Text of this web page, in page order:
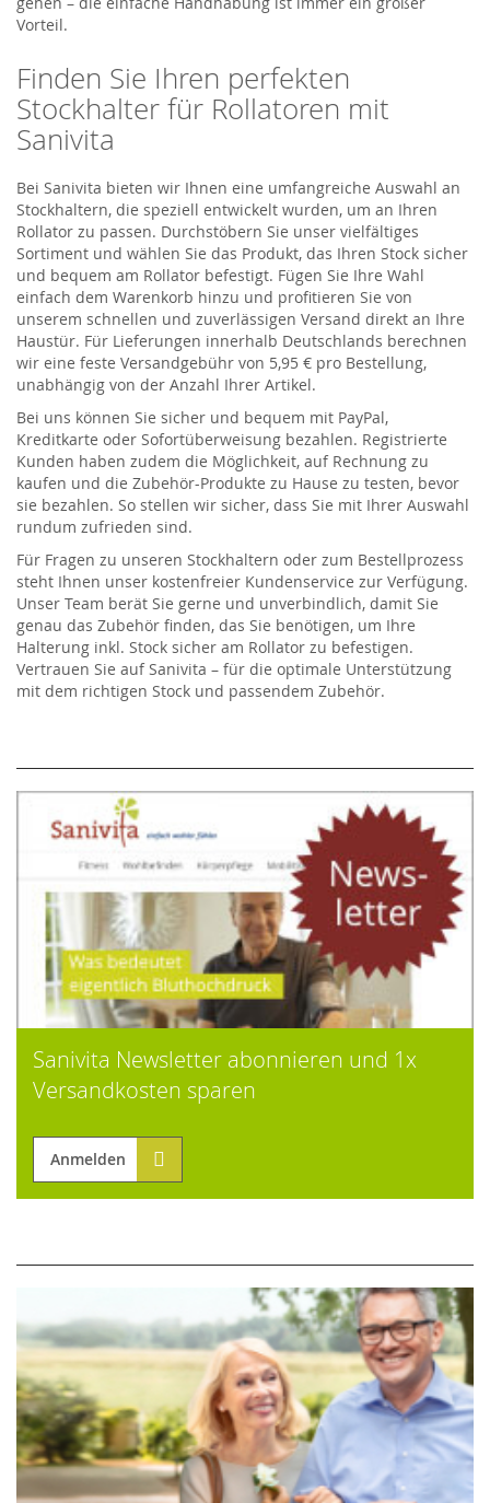
Sanivita Newsletter abonnieren und 1x
Versandkosten sparen
Anmelden
Vorteil.
Finden Sie Ihren perfekten
Stockhalter für Rollatoren mit
Sanivita
Bei Sanivita bieten wir Ihnen eine umfangreiche Auswahl an
Stockhaltern, die speziell entwickelt wurden, um an Ihren
Rollator zu passen. Durchstöbern Sie unser vielfältiges
Sortiment und wählen Sie das Produkt, das Ihren Stock sicher
und bequem am Rollator befestigt. Fügen Sie Ihre Wahl
einfach dem Warenkorb hinzu und profitieren Sie von
unserem schnellen und zuverlässigen Versand direkt an Ihre
Haustür. Für Lieferungen innerhalb Deutschlands berechnen
wir eine feste Versandgebühr von 5,95 € pro Bestellung,
unabhängig von der Anzahl Ihrer Artikel.
Bei uns können Sie sicher und bequem mit PayPal,
Kreditkarte oder Sofortüberweisung bezahlen. Registrierte
Kunden haben zudem die Möglichkeit, auf Rechnung zu
kaufen und die Zubehör-Produkte zu Hause zu testen, bevor
sie bezahlen. So stellen wir sicher, dass Sie mit Ihrer Auswahl
rundum zufrieden sind.
Für Fragen zu unseren Stockhaltern oder zum Bestellprozess
steht Ihnen unser kostenfreier Kundenservice zur Verfügung.
Unser Team berät Sie gerne und unverbindlich, damit Sie
genau das Zubehör finden, das Sie benötigen, um Ihre
Halterung inkl. Stock sicher am Rollator zu befestigen.
Vertrauen Sie auf Sanivita – für die optimale Unterstützung
mit dem richtigen Stock und passendem Zubehör.